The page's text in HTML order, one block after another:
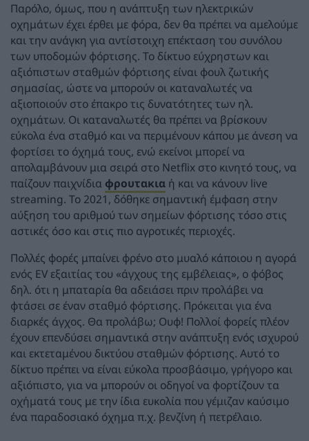
Παρόλο, όμως, που η ανάπτυξη των ηλεκτρικών
οχημάτων έχει έρθει με φόρα, δεν θα πρέπει να αμελούμε
και την ανάγκη για αντίστοιχη επέκταση του συνόλου
των υποδομών φόρτισης. Το δίκτυο εύχρηστων και
αξιόπιστων σταθμών φόρτισης είναι φουλ ζωτικής
σημασίας, ώστε να μπορούν οι καταναλωτές να
αξιοποιούν στο έπακρο τις δυνατότητες των ηλ.
οχημάτων. Οι καταναλωτές θα πρέπει να βρίσκουν
εύκολα ένα σταθμό και να περιμένουν κάπου με άνεση να
φορτίσει το όχημά τους, ενώ εκείνοι μπορεί να
απολαμβάνουν μια σειρά στο Netflix στο κινητό τους, να
παίζουν παιχνίδια φρουτακια ή και να κάνουν live
streaming. Το 2021, δόθηκε σημαντική έμφαση στην
αύξηση του αριθμού των σημείων φόρτισης τόσο στις
αστικές όσο και στις πιο αγροτικές περιοχές.
Πολλές φορές μπαίνει φρένο στο μυαλό κάποιου η αγορά
ενός EV εξαιτίας του «άγχους της εμβέλειας», ο φόβος
δηλ. ότι η μπαταρία θα αδειάσει πριν προλάβει να
φτάσει σε έναν σταθμό φόρτισης. Πρόκειται για ένα
διαρκές άγχος. Θα προλάβω; Ουφ! Πολλοί φορείς πλέον
έχουν επενδύσει σημαντικά στην ανάπτυξη ενός ισχυρού
και εκτεταμένου δικτύου σταθμών φόρτισης. Αυτό το
δίκτυο πρέπει να είναι εύκολα προσβάσιμο, γρήγορο και
αξιόπιστο, για να μπορούν οι οδηγοί να φορτίζουν τα
οχήματά τους με την ίδια ευκολία που γέμιζαν καύσιμο
ένα παραδοσιακό όχημα π.χ. βενζίνη ή πετρέλαιο.